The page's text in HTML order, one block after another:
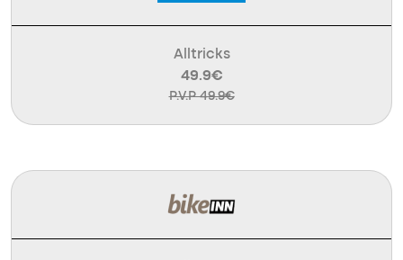
Alltricks
49.9€
P.V.P 49.9€